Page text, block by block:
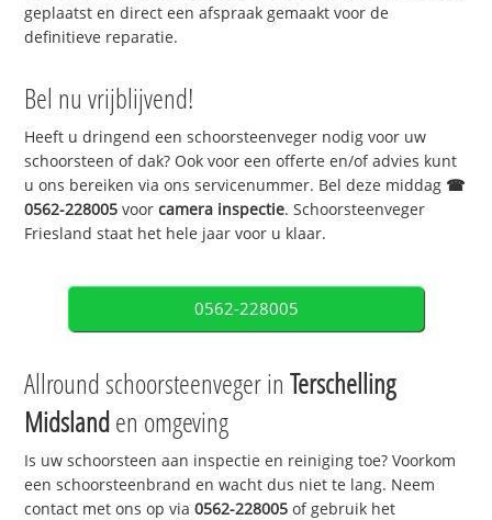
geplaatst en direct een afspraak gemaakt voor de
definitieve reparatie.
Bel nu vrijblijvend!
Heeft u dringend een schoorsteenveger nodig voor uw
schoorsteen of dak? Ook voor een offerte en/of advies kunt
u ons bereiken via ons servicenummer. Bel deze middag ☎
0562-228005 voorcamera inspectie. Schoorsteenveger
Friesland staat het hele jaar voor u klaar.
0562-228005
Allround schoorsteenveger inTerschelling
Midslanden omgeving
Is uw schoorsteen aan inspectie en reiniging toe? Voorkom
een schoorsteenbrand en wacht dus niet te lang. Neem
contact met ons op via0562-228005 of gebruik het